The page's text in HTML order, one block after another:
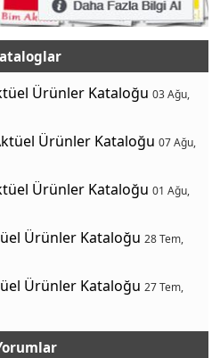
Ürünler Kataloğu 03 Ağu,
Ürünler Kataloğu 07 Ağu,
Ürünler Kataloğu 01 Ağu,
Ürünler Kataloğu 28 Tem,
Ürünler Kataloğu 27 Tem,